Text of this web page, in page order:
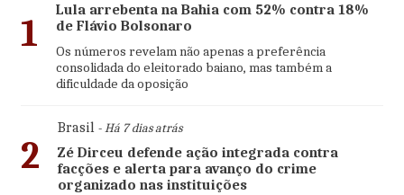
1
Lula arrebenta na Bahia com 52% contra 18%
de Flávio Bolsonaro
Os números revelam não apenas a preferência
consolidada do eleitorado baiano, mas também a
dificuldade da oposição
2
Brasil- Há 7 dias atrás
Zé Dirceu defende ação integrada contra
facções e alerta para avanço do crime
organizado nas instituições